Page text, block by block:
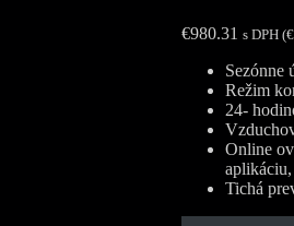
€980.31 s DPH (€
Sezónne
Režim
24-
Online
Tichá